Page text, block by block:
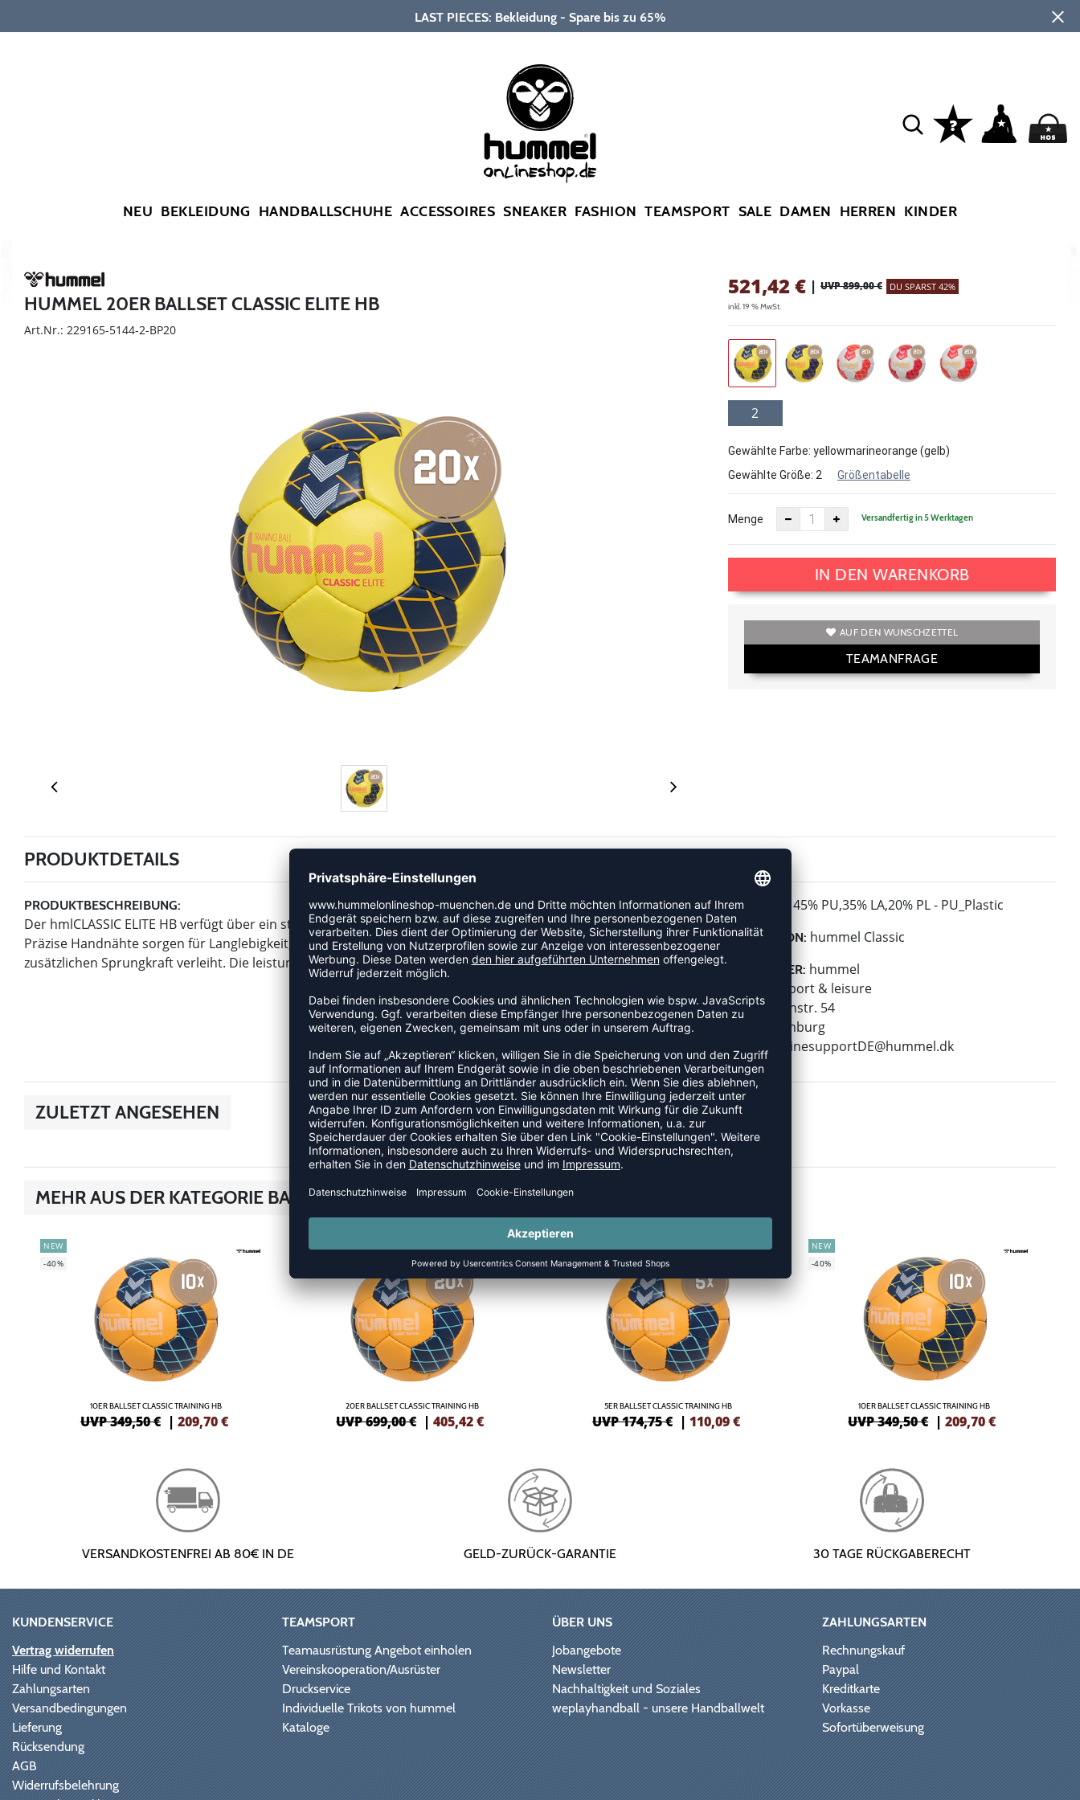
LAST PIECES: Bekleidung - Spare bis zu 65%
NEU BEKLEIDUNG HANDBALLSCHUHE ACCESSOIRES SNEAKER FASHION TEAMSPORT SALE DAMEN HERREN KINDER
HUMMEL 20ER BALLSET CLASSIC ELITE HB
Art.Nr.: 229165-5144-2-BP20
521,42€ | UVP 899,00 € DU SPARST 42%
inkl. 19 % MwSt.
2
Gewählte Farbe: yellowmarineorange (gelb)
Gewählte Größe: 2 Größentabelle
Menge Versandfertig in 5 Werktagen
IN DEN WARENKORB
AUF DEN WUNSCHZETTEL
TEAMANFRAGE
PRODUKTDETAILS
PRODUKTBESCHREIBUNG:
Der hmlCLASSIC ELITE HB verfügt über ein strukturiertes Obermaterial für maximale Kontrolle und Flugbahn.
Präzise Handnähte sorgen für Langlebigkeit, während die gewickelte Blase ein Überpumpen verhindert und
zusätzlichen Sprungkraft verleiht. Die leistungsstarke PU-Hülle ist für den Einsatz mit Harz geeignet.
MATERIAL: 45% PU,35% LA,20% PL - PU_Plastic
KOLLEKTION: hummel Classic
HERSTELLER: hummel
hummel sport & leisure
Leverkusenstr. 54
22761 Hamburg
E-Mail:
onlinesupportDE@hummel.dk
ZULETZT ANGESEHEN
MEHR AUS DER KATEGORIE BALLSETS
NEW
-40%
10ER BALLSET CLASSIC TRAINING HB
UVP 349,50 € | 209,70€
NEW
20ER BALLSET CLASSIC TRAINING HB
UVP 699,00 € |405,42€
-37%
5ER BALLSET CLASSIC TRAINING HB
UVP 174,75 € | 110,09€
NEW
-40%
10ER BALLSET CLASSIC TRAINING HB
UVP 349,50 € |209,70€
VERSANDKOSTENFREI AB 80€ IN DE GELD-ZURÜCK-GARANTIE 30 TAGE RÜCKGABERECHT
KUNDENSERVICE
Vertrag widerrufen
Hilfe und Kontakt
Zahlungsarten
Versandbedingungen
Lieferung
Rücksendung
AGB
Widerrufsbelehrung
TEAMSPORT
Teamausrüstung Angebot einholen
Vereinskooperation/Ausrüster
Druckservice
Individuelle Trikots von hummel
Kataloge
ÜBER UNS
Jobangebote
Newsletter
Nachhaltigkeit und Soziales
weplayhandball - unsere Handballwelt
ZAHLUNGSARTEN
Rechnungskauf
Paypal
Kreditkarte
Vorkasse
Sofortüberweisung